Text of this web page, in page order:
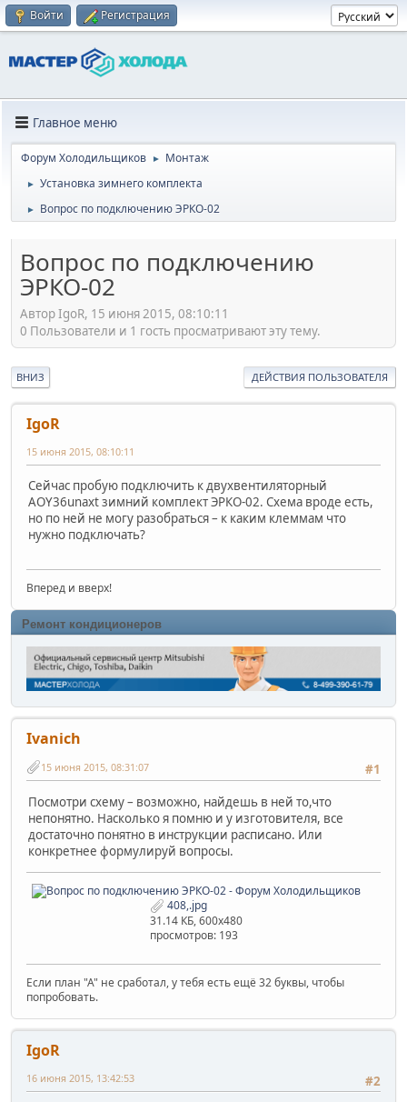
Войти Регистрация
Главное меню
Форум Холодильщиков ► Монтаж
► Установка зимнего комплекта
► Вопрос по подключению ЭРКО-02
Вопрос по подключению
ЭРКО-02
Автор IgoR, 15 июня 2015, 08:10:11
0 Пользователи и 1 гость просматривают эту тему.
ВНИЗ ДЕЙСТВИЯ ПОЛЬЗОВАТЕЛЯ
IgoR
15 июня 2015, 08:10:11
Сейчас пробую подключить к двухвентиляторный
AOY36unaxt зимний комплект ЭРКО-02. Схема вроде есть,
но по ней не могу разобраться – к каким клеммам что
нужно подключать?
Вперед и вверх!
Ремонт кондиционеров
Ivanich
#1
15 июня 2015, 08:31:07
Посмотри схему – возможно, найдешь в ней то,что
непонятно. Насколько я помню и у изготовителя, все
достаточно понятно в инструкции расписано. Или
конкретнее формулируй вопросы.
408,.jpg
31.14 КБ, 600x480
просмотров: 193
Если план "А" не сработал, у тебя есть ещё 32 буквы, чтобы
попробовать.
IgoR
#2
16 июня 2015, 13:42:53